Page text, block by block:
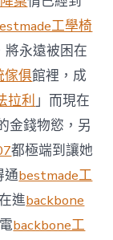
計
過
往
半
年
總
買
賣
額
近
60
億
元〉
中
工學椅
將永遠被困在
傢俱館裡，成
拉利」而現在
金錢物慾，另
都極端到讓她
通bestmade工
進backbone
backbone工